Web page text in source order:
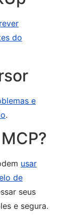
do
e
.
usar
de
seus
e segura.